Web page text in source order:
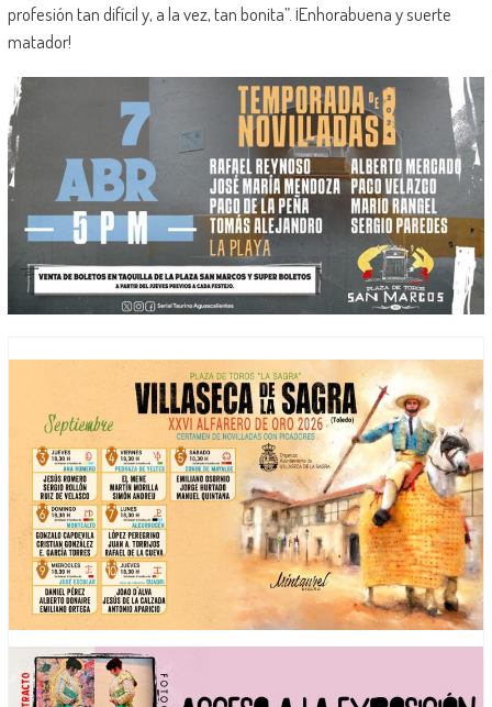
profesión tan difícil y, a la vez, tan bonita”. ¡Enhorabuena y suerte
matador!